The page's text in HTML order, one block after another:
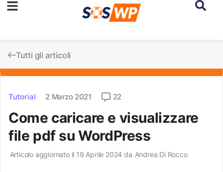
Tutti gli articoli
Tutorial 2 Marzo 2021 22
Come caricare e visualizzare
file pdf su WordPress
Articolo aggiornato il 19 Aprile 2024 da Andrea Di Rocco